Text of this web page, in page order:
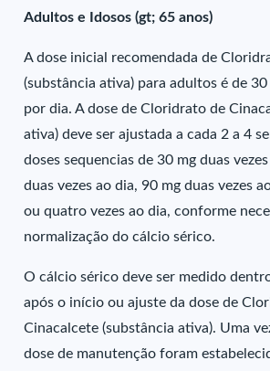
Adultos e Idosos (gt; 65 anos)
A dose inicial recomendada de
(substância ativa) para adultos é de 30
por dia. A dose de Cloridrato de
ativa) deve ser ajustada a cada 2 a 4
doses sequencias de 30 mg duas
duas vezes ao dia, 90 mg duas vezes
ou quatro vezes ao dia, conforme
normalização do cálcio sérico.
O cálcio sérico deve ser medido
após o início ou ajuste da dose de
Cinacalcete (substância ativa). Uma
dose de manutenção foram